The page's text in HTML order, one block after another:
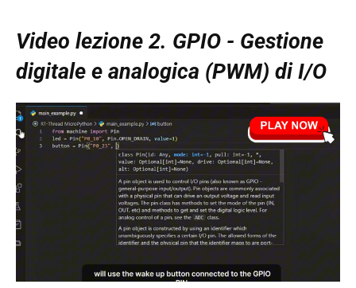
Video lezione 2. GPIO - Gestione
digitale e analogica (PWM) di I/O